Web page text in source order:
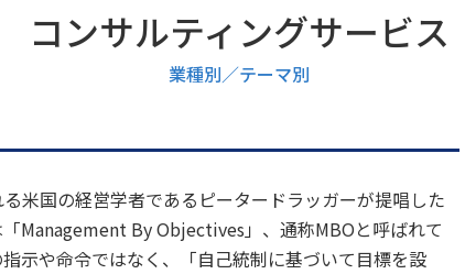
コンサルティングサービス
業種別／テーマ別
米国の経営学者であるピータードラッガーが提唱した
Management By Objectives」、通称MBOと呼ばれて
示や命令ではなく、「自己統制に基づいて目標を設